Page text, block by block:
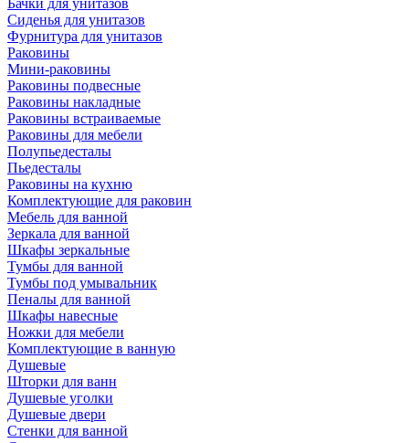
Бачки для унитазов
Сиденья для унитазов
Фурнитура для унитазов
Раковины
Мини-раковины
Раковины подвесные
Раковины накладные
Раковины встраиваемые
Раковины для мебели
Полупьедесталы
Пьедесталы
Раковины на кухню
Комплектующие для раковин
Мебель для ванной
Зеркала для ванной
Шкафы зеркальные
Тумбы для ванной
Тумбы под умывальник
Пеналы для ванной
Шкафы навесные
Ножки для мебели
Комплектующие в ванную
Душевые
Шторки для ванн
Душевые уголки
Душевые двери
Стенки для ванной